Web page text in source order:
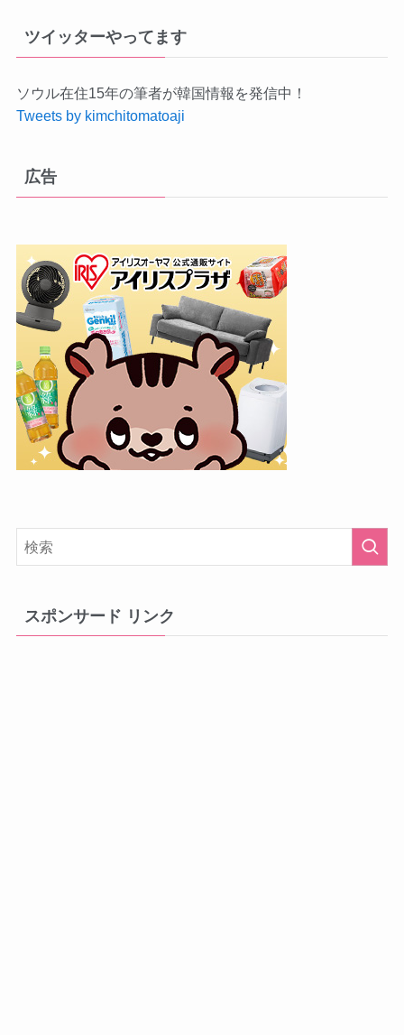
ツイッターやってます
ソウル在住15年の筆者が韓国情報を発信中！
Tweets by kimchitomatoaji
広告
スポンサード リンク